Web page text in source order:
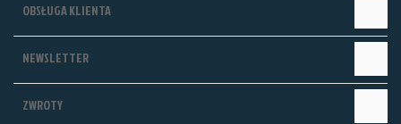
OBSŁUGA KLIENTA
NEWSLETTER
ZWROTY